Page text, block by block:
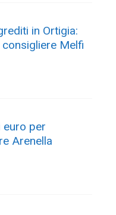
in Ortigia:
consigliere Melfi
euro per
Arenella